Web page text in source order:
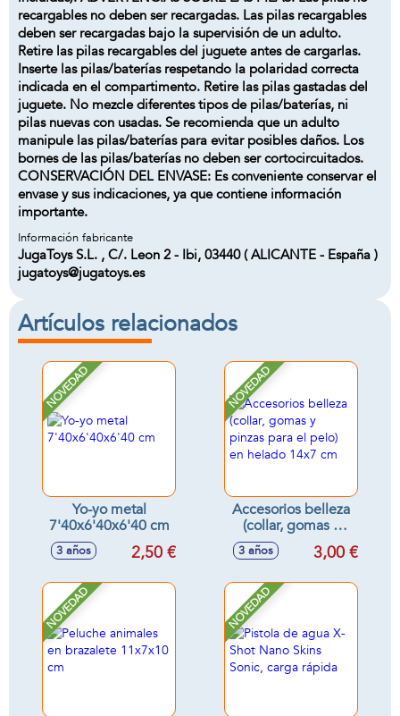
recargables no deben ser recargadas. Las pilas recargables
deben ser recargadas bajo la supervisión de un adulto.
Retire las pilas recargables del juguete antes de cargarlas.
Inserte las pilas/baterías respetando la polaridad correcta
indicada en el compartimento. Retire las pilas gastadas del
juguete. No mezcle diferentes tipos de pilas/baterías, ni
pilas nuevas con usadas. Se recomienda que un adulto
manipule las pilas/baterías para evitar posibles daños. Los
bornes de las pilas/baterías no deben ser cortocircuitados.
CONSERVACIÓN DEL ENVASE: Es conveniente conservar el
envase y sus indicaciones, ya que contiene información
importante.
Información fabricante
JugaToys S.L. , C/. Leon 2 - Ibi, 03440 ( ALICANTE - España )
jugatoys@jugatoys.es
Artículos relacionados
NOVEDAD
Yo-yo metal
7'40x6'40x6'40 cm
3 años 2,50 €
NOVEDAD
Accesorios belleza
(collar, gomas y
pinzas para el pelo)
en helado 14x7 cm
3 años 3,00 €
NOVEDAD NOVEDAD